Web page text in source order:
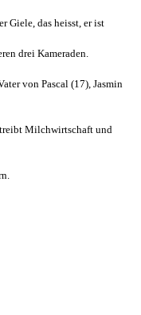
Giele, das heisst, er ist
drei Kameraden.
von Pascal (17), Jasmin
Milchwirtschaft und